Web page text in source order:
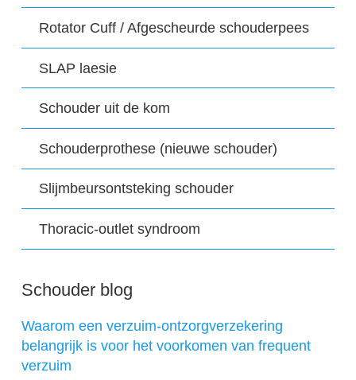
Rotator Cuff / Afgescheurde schouderpees
SLAP laesie
Schouder uit de kom
Schouderprothese (nieuwe schouder)
Slijmbeursontsteking schouder
Thoracic-outlet syndroom
Schouder blog
Waarom een verzuim-ontzorgverzekering
belangrijk is voor het voorkomen van frequent
verzuim